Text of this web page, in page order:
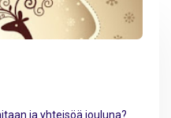
ja yhteisöä jouluna?